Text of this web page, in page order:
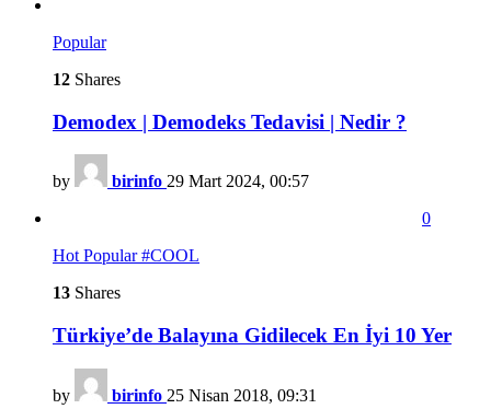
Popular
12 Shares
Demodex | Demodeks Tedavisi | Nedir ?
by birinfo 29 Mart 2024, 00:57
0
HotPopular#COOL
13 Shares
Türkiye’de Balayına Gidilecek En İyi 10 Yer
by birinfo 25 Nisan 2018, 09:31